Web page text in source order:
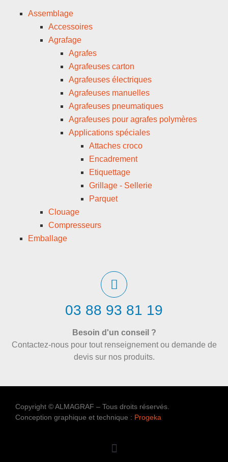
Assemblage
Accessoires
Agrafage
Agrafes
Agrafeuses carton
Agrafeuses électriques
Agrafeuses manuelles
Agrafeuses pneumatiques
Agrafeuses pour agrafes polymères
Applications spéciales
Attaches croco
Encadrement
Etiquettage
Grillage - Sellerie
Parquet
Clouage
Compresseurs
Emballage
03 88 93 81 19
Besoin d'un conseil ?
Contactez-nous pour tout renseignement ou demande de
devis sur nos produits.
Copyright © ALMAGRAF – Tous droits réservés.
Conception graphique et technique : Progeka